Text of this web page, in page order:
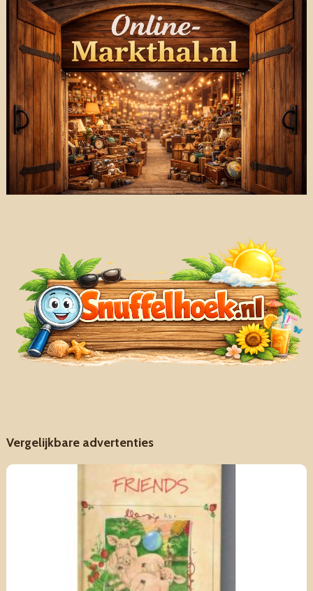
Vergelijkbare advertenties